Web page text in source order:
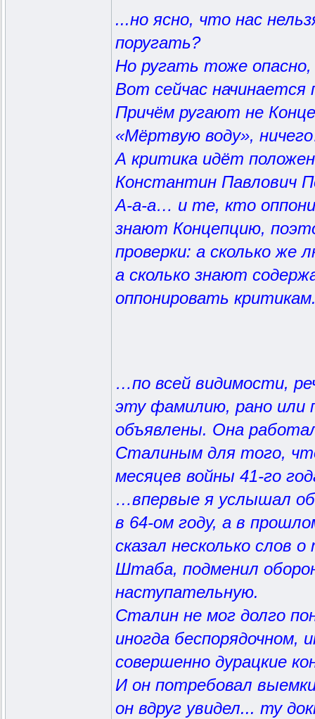
...но ясно, что нас
поругать?
Но ругать тоже
Вот сейчас начинается
Причём ругают не
«Мёртвую воду»,
А критика идёт
Константин Павлович
А-а-а… и те, кто
знают Концепцию,
проверки: а сколько
а сколько знают
оппонировать
…по всей видимости,
эту фамилию, рано или
объявлены. Она
Сталиным для того,
месяцев войны 41-го
…впервые я услышал об
в 64-ом году, а в
сказал несколько слов
Штаба, подменил
наступательную.
Сталин не мог долго
иногда беспорядочном,
совершенно дурацкие
И он потребовал
он вдруг увидел... ту